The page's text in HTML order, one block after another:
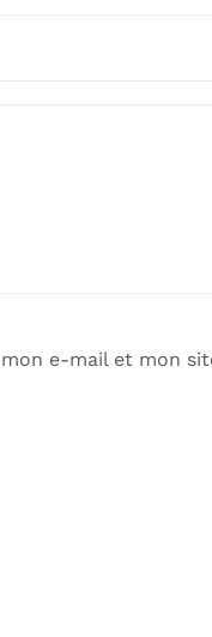
e-mail et mon